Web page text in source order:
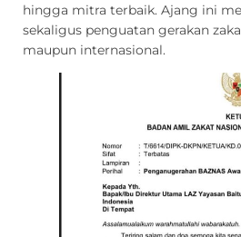
hingga mitra terbaik. Ajang ini
sekaligus penguatan gerakan
maupun internasional.